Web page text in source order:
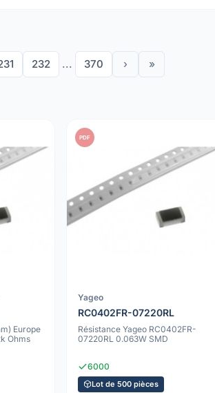
232 ... 370 › »
Europe
Ohms
PDF
Yageo
RC0402FR-07220RL
Résistance Yageo RC0402FR-
07220RL 0.063W SMD
6000
Lot de 500 pièces